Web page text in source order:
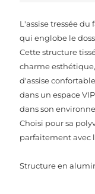
L'assise tressée
qui englobe le
Cette structure
charme
d'assise
dans un espace
dans son
Choisi pour sa
parfaitement avec
Structure en